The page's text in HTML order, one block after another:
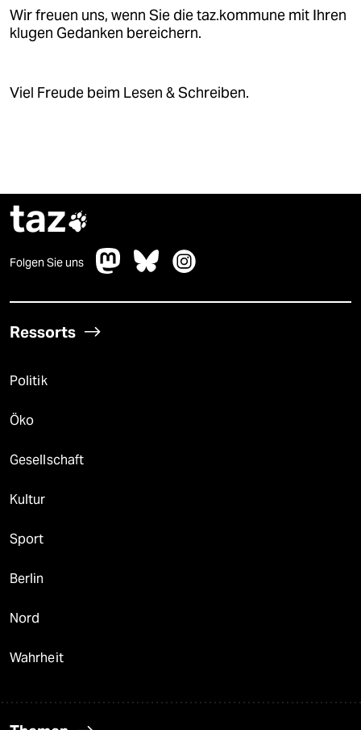
Wir freuen uns, wenn Sie die taz.kommune mit Ihren
klugen Gedanken bereichern.
Viel Freude beim Lesen & Schreiben.
taz
Folgen Sie uns
Ressorts
Politik
Öko
Gesellschaft
Kultur
Sport
Berlin
Nord
Wahrheit